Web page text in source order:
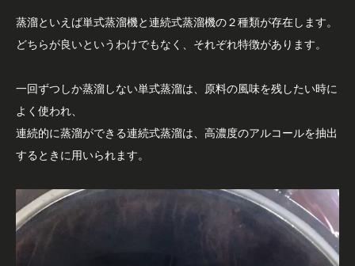
蒸溜といえば単式蒸溜機と連続式蒸溜機の２種類が存在します。
どちらが良いというわけでもなく、それぞれ特徴があります。
一回ずつしか蒸溜しない単式蒸溜は、原料の風味を残したい時に
よく使われ、
連続的に蒸溜ができる連続式蒸溜は、高濃度のアルコールを抽出
するときに用いられます。
動
画
プ
レ
ヤ